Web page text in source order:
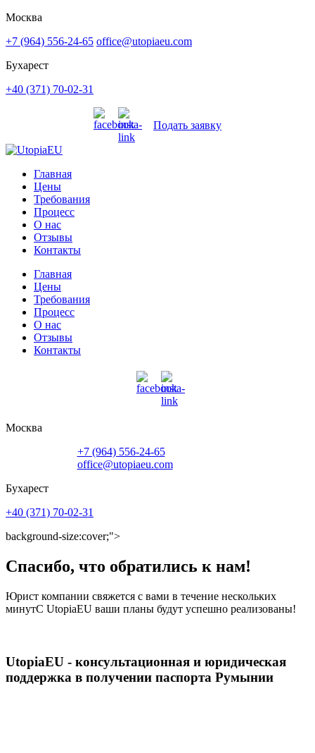
Москва
+7 (964) 556-24-65 office@utopiaeu.com
Бухарест
+40 (371) 70-02-31
Подать заявку
Главная
Цены
Требования
Процесс
О нас
Отзывы
Контакты
Главная
Цены
Требования
Процесс
О нас
Отзывы
Контакты
Москва
+7 (964) 556-24-65
office@utopiaeu.com
Бухарест
+40 (371) 70-02-31
background-size:cover;">
Спасибо, что обратились к нам!
Юрист компании свяжется с вами в течение нескольких
минутС UtopiaEU ваши планы будут успешно реализованы!
UtopiaEU - консультационная и юридическая
поддержка в получении паспорта Румынии